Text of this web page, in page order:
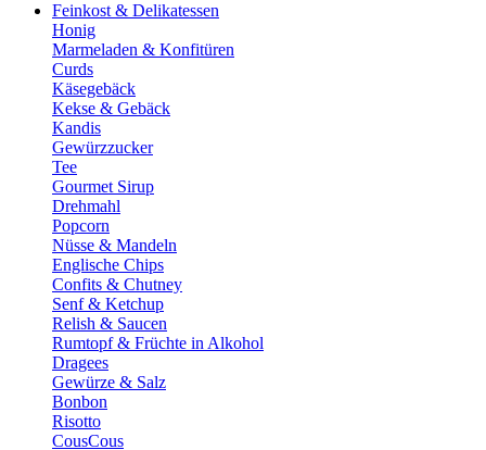
Feinkost & Delikatessen
Honig
Marmeladen & Konfitüren
Curds
Käsegebäck
Kekse & Gebäck
Kandis
Gewürzzucker
Tee
Gourmet Sirup
Drehmahl
Popcorn
Nüsse & Mandeln
Englische Chips
Confits & Chutney
Senf & Ketchup
Relish & Saucen
Rumtopf & Früchte in Alkohol
Dragees
Gewürze & Salz
Bonbon
Risotto
CousCous